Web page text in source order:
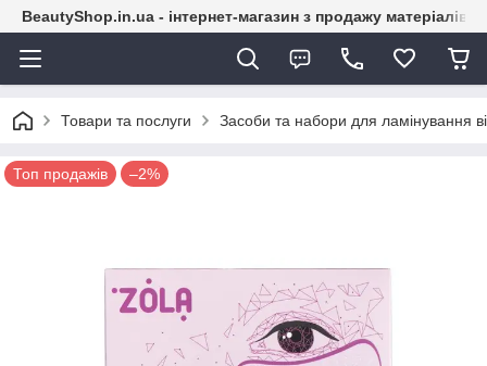
BeautyShop.in.ua - інтернет-магазин з продажу матеріалів
Товари та послуги Засоби та набори для ламінування
Топ продажів –2%